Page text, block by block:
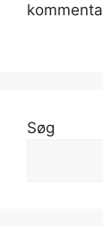
Søg